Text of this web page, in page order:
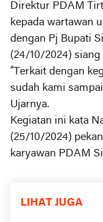
Direktur PDAM
kepada wartawan
dengan Pj Bupati
(24/10/2024)
“Terkait dengan
sudah kami
Ujarnya.
Kegiatan ini kata
(25/10/2024)
karyawan PDAM
LIHAT JUGA